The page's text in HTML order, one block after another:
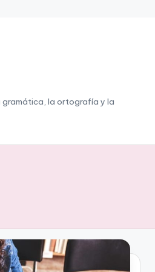
la ortografía y la